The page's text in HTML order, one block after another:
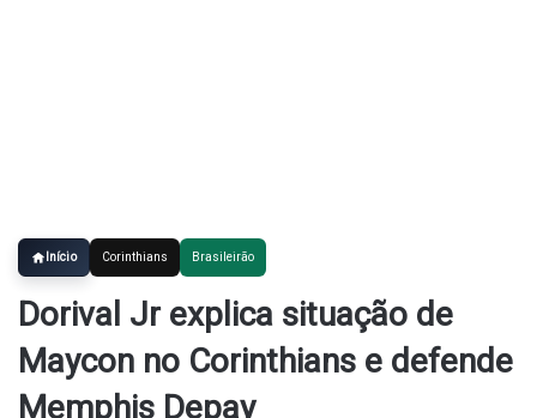
Início Corinthians Brasileirão
Dorival Jr explica situação de
Maycon no Corinthians e defende
Memphis Depay